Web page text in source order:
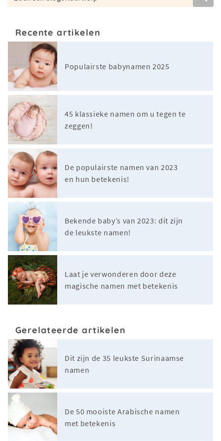
Recente artikelen
Populairste babynamen 2025
45 klassieke namen om u tegen te
zeggen!
De populairste namen van 2023
en hun betekenis!
Bekende baby’s van 2023: dit zijn
de leukste namen!
Laat je verwonderen door deze
magische namen met betekenis
Gerelateerde artikelen
Dit zijn de 35 leukste Surinaamse
namen
De 50 mooiste Arabische namen
met betekenis